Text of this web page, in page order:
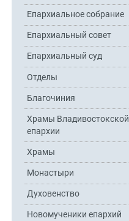
Епархиальное собрание
Епархиальный совет
Епархиальный суд
Отделы
Благочиния
Храмы Владивостокской
епархии
Храмы
Монастыри
Духовенство
Новомученики епархий